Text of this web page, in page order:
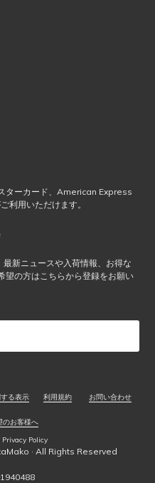
ターカード、American Express
利用いただけます。
新ニュースや入荷情報、お得な
望の方はこちらから登録をお願い
る表示 利用規約 お問い合わせ
のお客様へ
Policy
· All Rights Reserved